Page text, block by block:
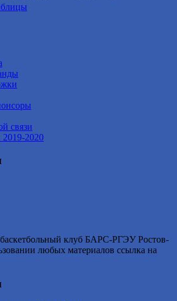
связи
2020
клуб БАРС-РГЭУ Ростов-
любых материалов ссылка на